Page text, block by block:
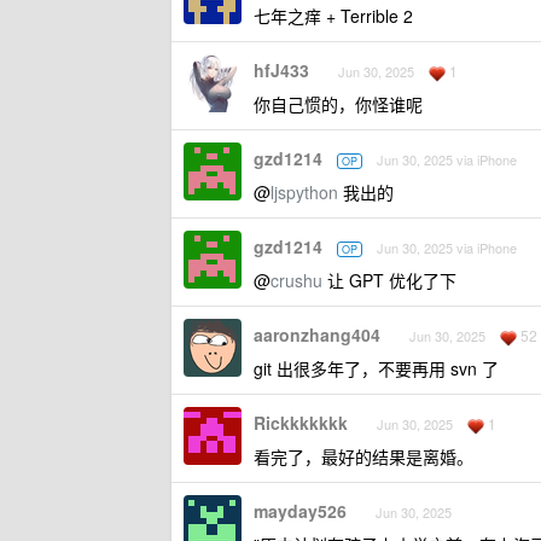
七年之痒 + Terrible 2
hfJ433 Jun 30, 2025 1
你自己惯的，你怪谁呢
gzd1214 OP Jun 30, 2025 via iPhone
@ljspython 我出的
gzd1214 OP Jun 30, 2025 via iPhone
@crushu 让 GPT 优化了下
aaronzhang404 Jun 30, 2025 52
git 出很多年了，不要再用 svn 了
Rickkkkkkk Jun 30, 2025 1
看完了，最好的结果是离婚。
mayday526 Jun 30, 2025